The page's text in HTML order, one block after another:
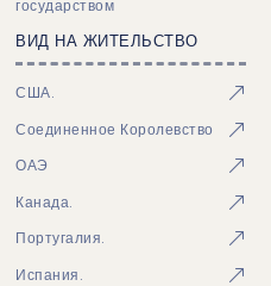
государством
ВИД НА ЖИТЕЛЬСТВО
США.
Соединенное Королевство
ОАЭ
Канада.
Португалия.
Испания.